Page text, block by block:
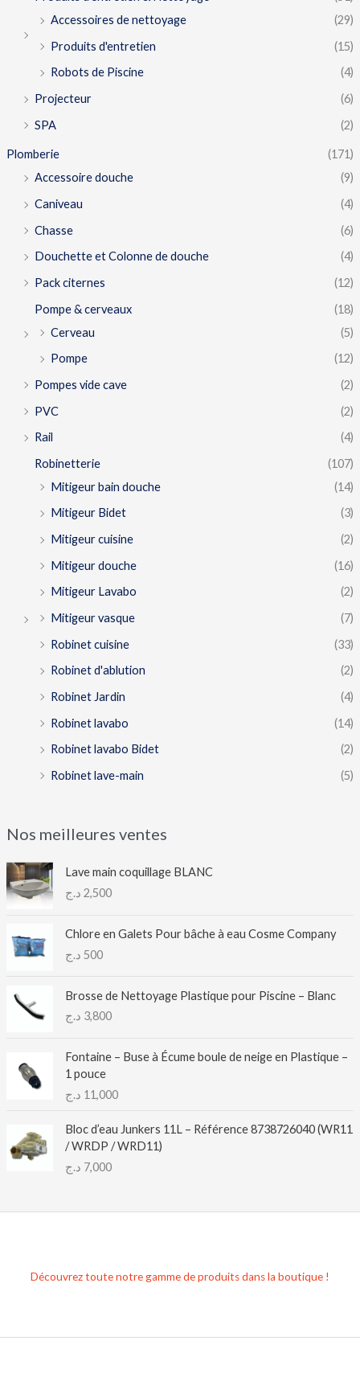
Accessoires de nettoyage
(29)
Produits d'entretien
(15)
Robots de Piscine
(4)
Projecteur
(6)
SPA
(2)
Plomberie
(171)
Accessoire douche
(9)
Caniveau
(4)
Chasse
(6)
Douchette et Colonne de douche
(4)
Pack citernes
(12)
Pompe & cerveaux
(18)
Cerveau
(5)
Pompe
(12)
Pompes vide cave
(2)
PVC
(2)
Rail
(4)
Robinetterie
(107)
Mitigeur bain douche
(14)
Mitigeur Bidet
(3)
Mitigeur cuisine
(2)
Mitigeur douche
(16)
Mitigeur Lavabo
(2)
Mitigeur vasque
(7)
Robinet cuisine
(33)
Robinet d'ablution
(2)
Robinet Jardin
(4)
Robinet lavabo
(14)
Robinet lavabo Bidet
(2)
Robinet lave-main
(5)
Nos meilleures ventes
Lave main coquillage BLANC
2,500 د.ج
Chlore en Galets Pour bâche à eau Cosme Company
500 د.ج
Brosse de Nettoyage Plastique pour Piscine – Blanc
3,800 د.ج
Fontaine – Buse à Écume boule de neige en Plastique –
1 pouce
11,000 د.ج
Bloc d’eau Junkers 11L – Référence 8738726040 (WR11
/ WRDP / WRD11)
7,000 د.ج
Découvrez toute notre gamme de produits dans la boutique !